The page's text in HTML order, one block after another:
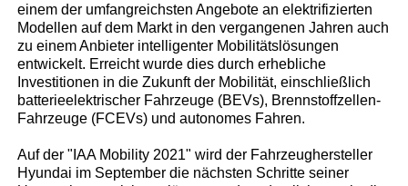
einem der umfangreichsten Angebote an elektrifizierten
Modellen auf dem Markt in den vergangenen Jahren auch
zu einem Anbieter intelligenter Mobilitätslösungen
entwickelt. Erreicht wurde dies durch erhebliche
Investitionen in die Zukunft der Mobilität, einschließlich
batterieelektrischer Fahrzeuge (BEVs), Brennstoffzellen-
Fahrzeuge (FCEVs) und autonomes Fahren.
Auf der "IAA Mobility 2021" wird der Fahrzeughersteller
Hyundai im September die nächsten Schritte seiner